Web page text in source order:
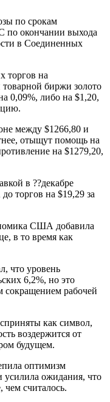
по срокам
по окончании выхода
в Соединенных
торгов на
биржи золото
0,09%, либо на $1,20,
между $1266,80 и
отыщут помощь на
на $1279,20,
в ??декабре
торгов на $19,29 за
США добавила
в то время как
что уровень
6,2%, но это
сокращением рабочей
как символ,
воздержится от
будущем.
оптимизм
усилила ожидания, что
считалось.